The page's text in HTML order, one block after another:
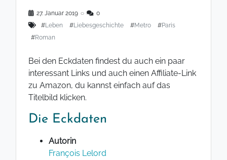
27. Januar 2019 ◌
0
#Leben #Liebesgeschichte #Metro #Paris
#Roman
Bei den Eckdaten findest du auch ein paar
interessant Links und auch einen Affiliate-Link
zu Amazon, du kannst einfach auf das
Titelbild klicken.
Die Eckdaten
Autorin
François Lelord